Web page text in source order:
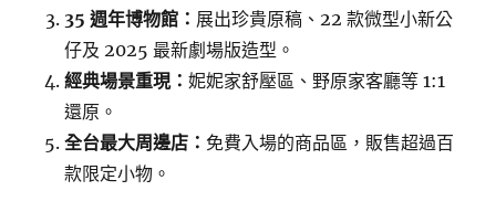
35 週年博物館： 展出珍貴原稿、22 款微型小新公
仔及 2025 最新劇場版造型。
經典場景重現：妮妮家舒壓區、野原家客廳等 1:1
還原。
全台最大周邊店： 免費入場的商品區，販售超過百
款限定小物。